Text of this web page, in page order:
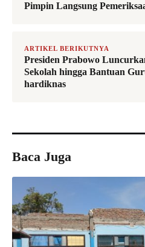
Pimpin Langsung
ARTIKEL BERIKUTNYA
Presiden Prabowo
Sekolah hingga Bantuan
hardiknas
Baca Juga